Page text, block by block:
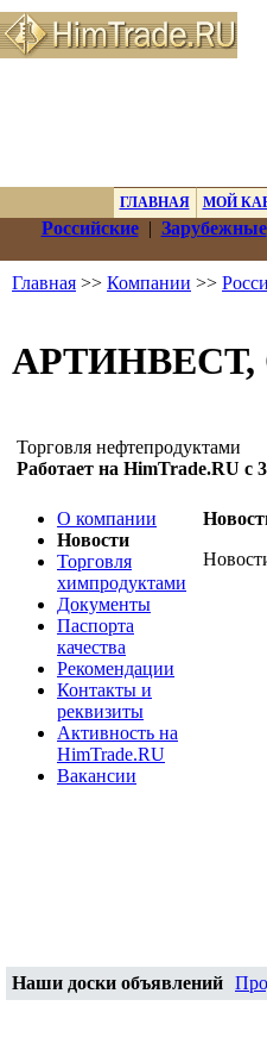
ГЛАВНАЯ МОЙ
Российские| Зарубежные
Главная >> Компании >>
Торговля нефтепродуктами
Работает на HimTrade.RU с
О компании
Новости
Торговля
химпродуктами
Документы
Паспорта
качества
Рекомендации
Контакты и
реквизиты
Активность на
HimTrade.RU
Вакансии
Наши доски объявлений